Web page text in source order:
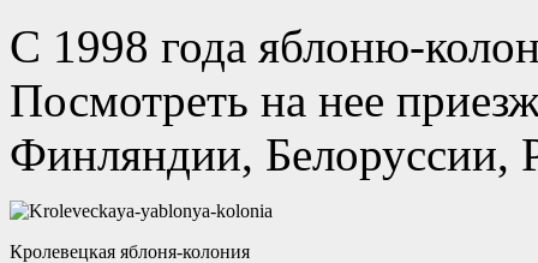
С 1998 года яблоню-
Посмотреть на нее
Финляндии, Белоруссии,
Кролевецкая яблоня-колония